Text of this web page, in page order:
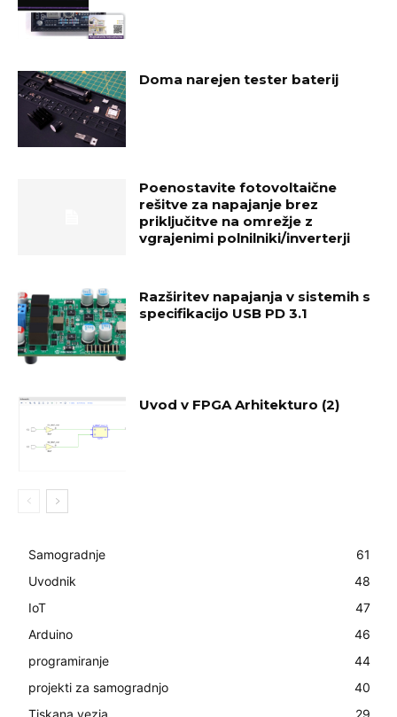
Doma narejen tester baterij
Poenostavite fotovoltaične
rešitve za napajanje brez
priključitve na omrežje z
vgrajenimi polnilniki/inverterji
Razširitev napajanja v sistemih s
specifikacijo USB PD 3.1
Uvod v FPGA Arhitekturo (2)
Samogradnje
61
Uvodnik
48
IoT
47
Arduino
46
programiranje
44
projekti za samogradnjo
40